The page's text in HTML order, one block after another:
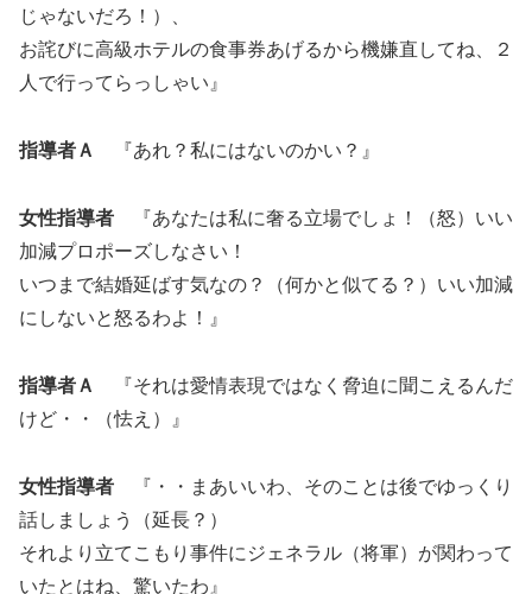
じゃないだろ！）、
お詫びに高級ホテルの食事券あげるから機嫌直してね、２
人で行ってらっしゃい』
指導者Ａ 『あれ？私にはないのかい？』
女性指導者 『あなたは私に奢る立場でしょ！（怒）いい
加減プロポーズしなさい！
いつまで結婚延ばす気なの？（何かと似てる？）いい加減
にしないと怒るわよ！』
指導者Ａ
『それは愛情表現ではなく脅迫に聞こえるんだ
けど・・（怯え）』
女性指導者 『・・まあいいわ、そのことは後でゆっくり
話しましょう（延長？）
それより立てこもり事件にジェネラル（将軍）が関わって
いたとはね、驚いたわ』